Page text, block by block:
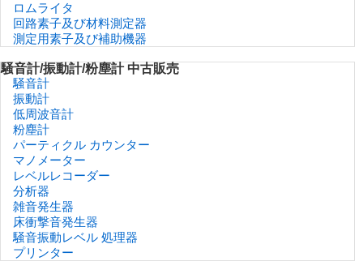
ロムライタ
回路素子及び材料測定器
測定用素子及び補助機器
騒音計/振動計/粉塵計 中古販売
騒音計
振動計
低周波音計
粉塵計
パーティクル カウンター
マノメーター
レベルレコーダー
分析器
雑音発生器
床衝撃音発生器
騒音振動レベル 処理器
プリンター